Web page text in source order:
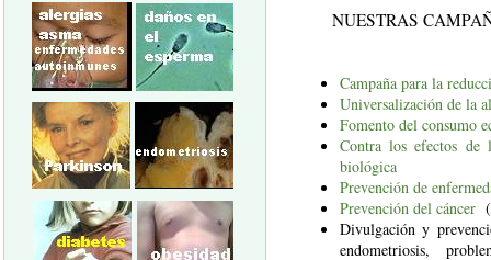
NUESTRAS
Campaña para la
Universalización de la
Fomento del consumo
Contra los efectos de
biológica
Prevención de
Prevención del cáncer (
Divulgación y
endometriosis,